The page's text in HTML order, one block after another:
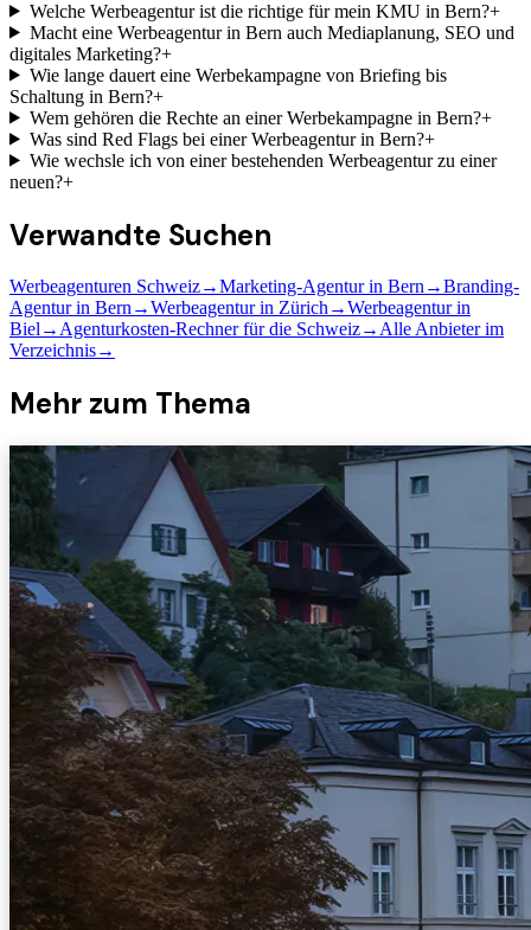
Welche Werbeagentur ist die richtige für mein KMU in Bern?+
Macht eine Werbeagentur in Bern auch Mediaplanung, SEO und
digitales Marketing?+
Wie lange dauert eine Werbekampagne von Briefing bis
Schaltung in Bern?+
Wem gehören die Rechte an einer Werbekampagne in Bern?+
Was sind Red Flags bei einer Werbeagentur in Bern?+
Wie wechsle ich von einer bestehenden Werbeagentur zu einer
neuen?+
Verwandte Suchen
Werbeagenturen Schweiz→Marketing-Agentur in Bern→Branding-
Agentur in Bern→Werbeagentur in Zürich→Werbeagentur in
Biel→Agenturkosten-Rechner für die Schweiz→Alle Anbieter im
Verzeichnis→
Mehr zum Thema